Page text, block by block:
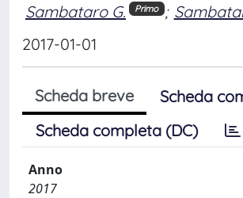
Sambataro G. Primo ;
2017-01-01
Scheda breve
Scheda
Scheda completa (DC)
Anno
2017